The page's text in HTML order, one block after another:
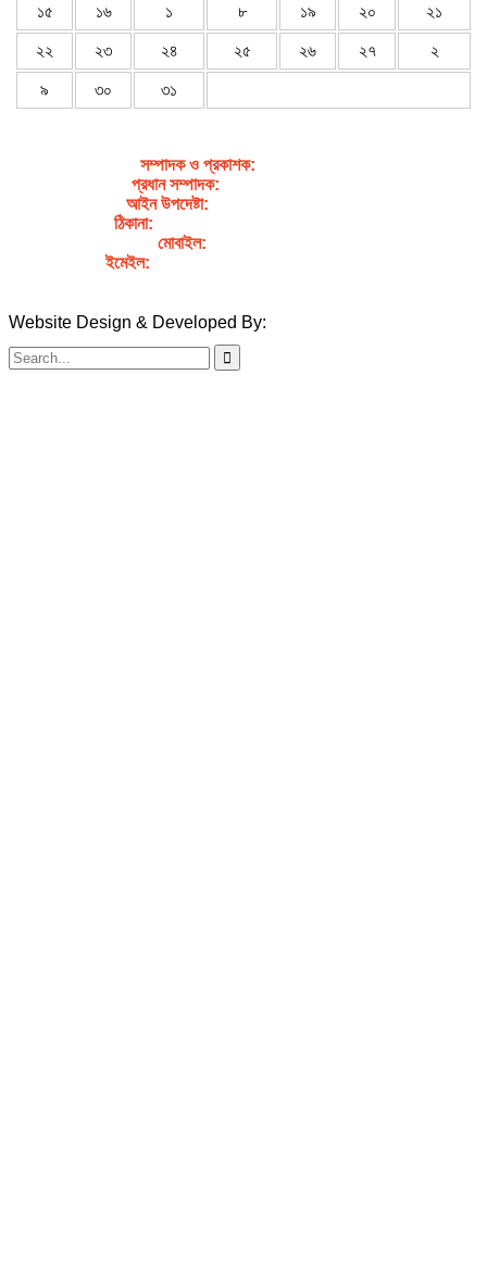
১৫ ১৬ ১ ৮ ১৯ ২০ ২১
২২ ২৩ ২৪ ২৫ ২৬ ২৭ ২
৯ ৩০ ৩১
সম্পাদক ও প্রকাশক:
প্রধান সম্পাদক:
আইন উপদেষ্টা:
ঠিকানা:
মোবাইল:
ইমেইল:
Website Design & Developed By: